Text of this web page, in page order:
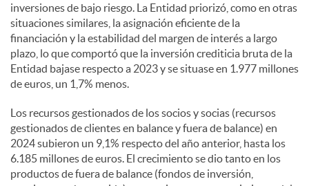
inversiones de bajo riesgo. La Entidad priorizó, como en otras
situaciones similares, la asignación eficiente de la
financiación y la estabilidad del margen de interés a largo
plazo, lo que comportó que la inversión crediticia bruta de la
Entidad bajase respecto a 2023 y se situase en 1.977 millones
de euros, un 1,7% menos.
Los recursos gestionados de los socios y socias (recursos
gestionados de clientes en balance y fuera de balance) en
2024 subieron un 9,1% respecto del año anterior, hasta los
6.185 millones de euros. El crecimiento se dio tanto en los
productos de fuera de balance (fondos de inversión,